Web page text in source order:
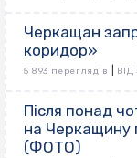
Черкащан
коридор»
5 893 переглядів
Після понад
на Черкащину
(ФОТО)